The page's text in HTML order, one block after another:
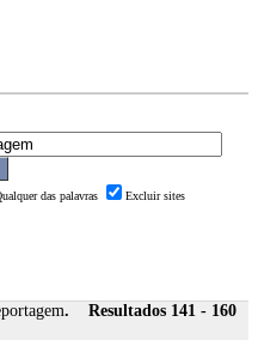
das palavras
Excluir sites
. Resultados 141 - 160